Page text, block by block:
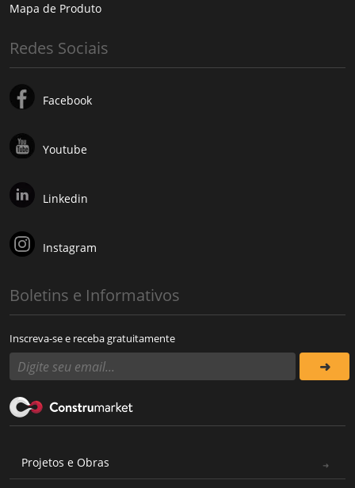
Mapa de Produto
Redes Sociais
Facebook
Youtube
Linkedin
Instagram
Boletins e Informativos
Inscreva-se e receba gratuitamente
Projetos e Obras